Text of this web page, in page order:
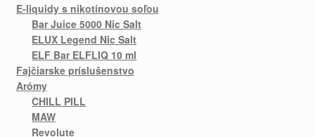
E-liquidy s nikotínovou soľou
Bar Juice 5000 Nic Salt
ELUX Legend Nic Salt
ELF Bar ELFLIQ 10 ml
Fajčiarske príslušenstvo
Arómy
CHILL PILL
MAW
Revolute